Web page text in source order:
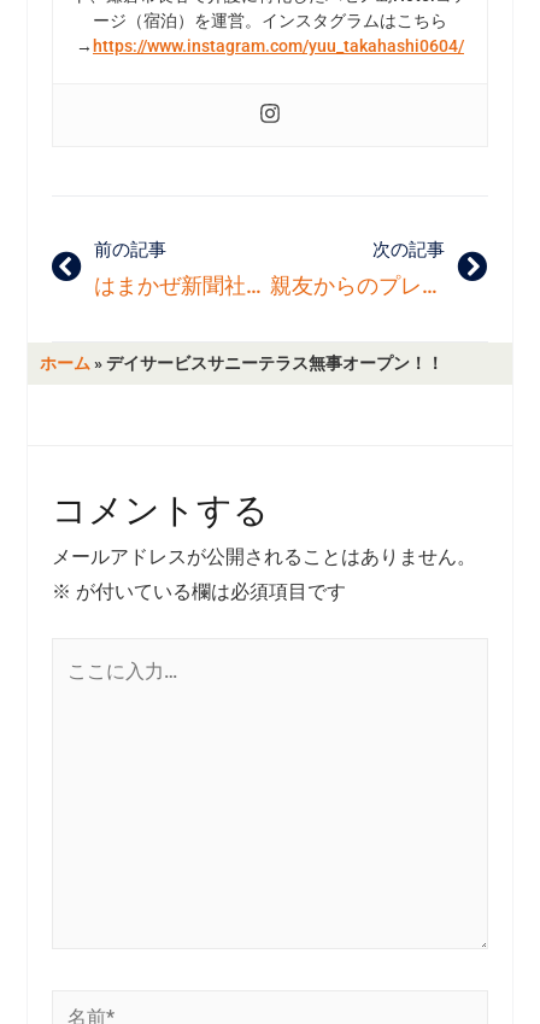
ージ（宿泊）を運営。インスタグラムはこちら
→ https://www.instagram.com/yuu_takahashi0604/
前の記事
はまかぜ新聞社の取材「金沢な人」
次の記事
親友からのプレゼント✰
ホーム »デイサービスサニーテラス無事オープン！！
コメントする
メールアドレスが公開されることはありません。
※ が付いている欄は必須項目です